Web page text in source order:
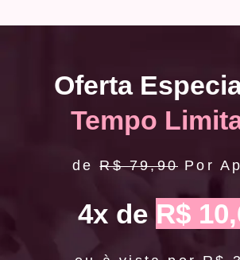
Oferta
Tempo
deR$ 79,90 Por
4x de R$